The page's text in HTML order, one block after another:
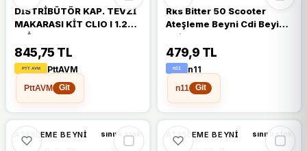
DİSTRİBÜTÖR KAP. TEVZİ
MAKARASI KİT CLIO I 1.2-
1.2İ-R19 1.4 93-95 -MGN I
1.4 97-99 E7J ORJ.ÜRÜN
845,75 TL
PttAVM
PttAVM
Git
Rks Bitter 50 Scooter
Ateşleme Beyni Cdi Beyin
6pin Std
479,9 TL
n11
n11
Git
ATEŞLEME BEYNI sınırlı stok ATEŞLEME BEYNI sınırlı stok